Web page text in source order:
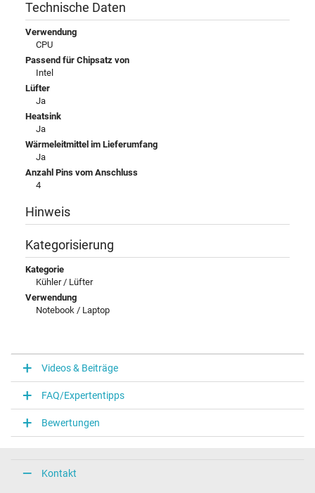
Technische Daten
Verwendung
CPU
Passend für Chipsatz von
Intel
Lüfter
Ja
Heatsink
Ja
Wärmeleitmittel im Lieferumfang
Ja
Anzahl Pins vom Anschluss
4
Hinweis
Kategorisierung
Kategorie
Kühler / Lüfter
Verwendung
Notebook / Laptop
Videos & Beiträge
FAQ/Expertentipps
Bewertungen
Kontakt